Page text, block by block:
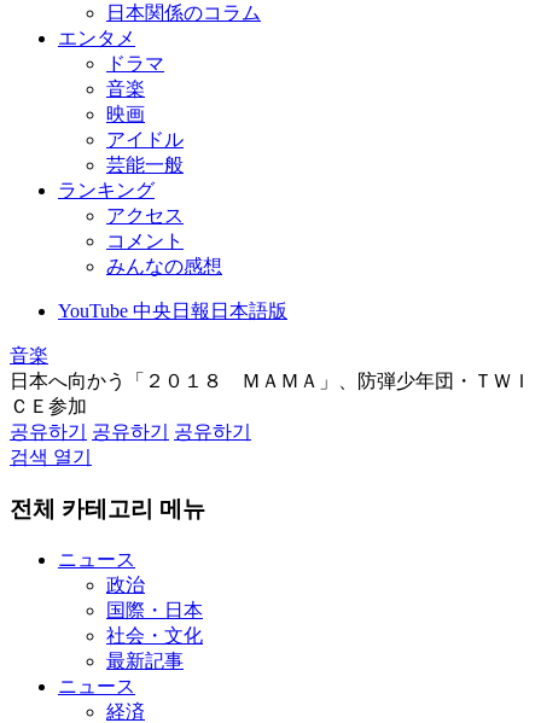
日本関係のコラム
エンタメ
ドラマ
音楽
映画
アイドル
芸能一般
ランキング
アクセス
コメント
みんなの感想
YouTube 中央日報日本語版
音楽
日本へ向かう「２０１８ ＭＡＭＡ」、防弾少年団・ＴＷＩ
ＣＥ参加
공유하기
공유하기
공유하기
검색 열기
전체 카테고리 메뉴
ニュース
政治
国際・日本
社会・文化
最新記事
ニュース
経済